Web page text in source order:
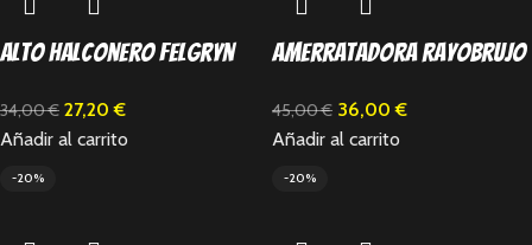
Alto Halconero Felgryn
34,00€ 27,20€
Añadir al carrito
Amerratadora Rayobrujo
45,00€ 36,00€
Añadir al carrito
-20% -20%